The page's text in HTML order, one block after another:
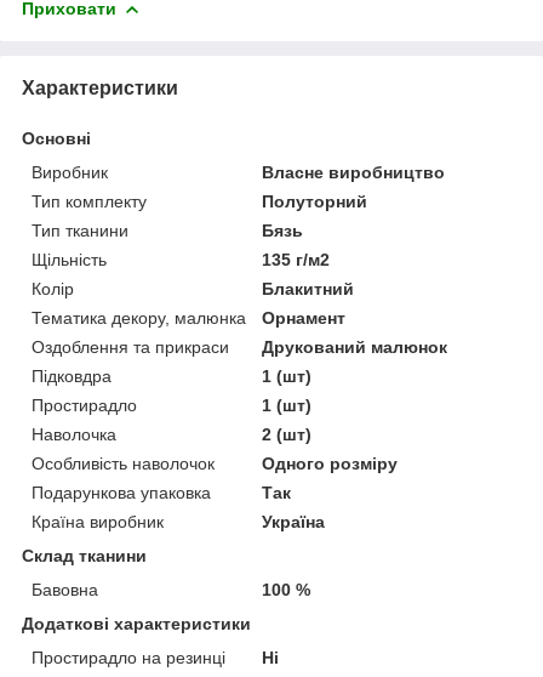
Приховати
Характеристики
Основні
Виробник
Власне виробництво
Тип комплекту
Полуторний
Тип тканини
Бязь
Щільність
135 г/м2
Колір
Блакитний
Тематика декору, малюнка
Орнамент
Оздоблення та прикраси
Друкований малюнок
Підковдра
1 (шт)
Простирадло
1 (шт)
Наволочка
2 (шт)
Особливість наволочок
Одного розміру
Подарункова упаковка
Так
Країна виробник
Україна
Склад тканини
Бавовна
100 %
Додаткові характеристики
Простирадло на резинці
Ні